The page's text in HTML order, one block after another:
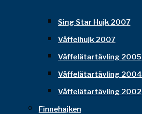
Sing Star Hujk 2007
Våffelhujk 2007
Våffelätartävling 2005
Våffelätartävling 2004
Våffelätartävling 2002
Finnehajken